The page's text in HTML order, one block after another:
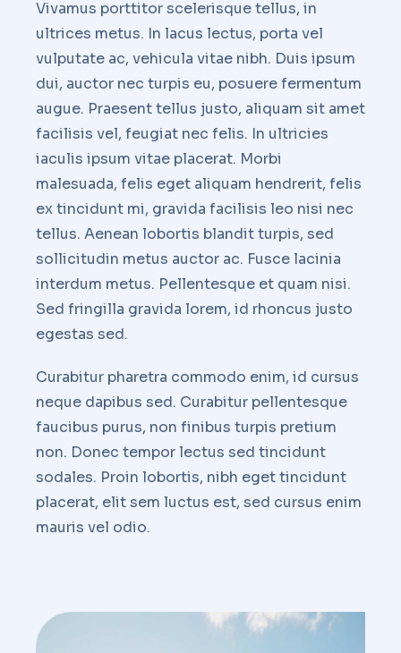
Vivamus porttitor scelerisque tellus, in
ultrices metus. In lacus lectus, porta vel
vulputate ac, vehicula vitae nibh. Duis ipsum
dui, auctor nec turpis eu, posuere fermentum
augue. Praesent tellus justo, aliquam sit amet
facilisis vel, feugiat nec felis. In ultricies
iaculis ipsum vitae placerat. Morbi
malesuada, felis eget aliquam hendrerit, felis
ex tincidunt mi, gravida facilisis leo nisi nec
tellus. Aenean lobortis blandit turpis, sed
sollicitudin metus auctor ac. Fusce lacinia
interdum metus. Pellentesque et quam nisi.
Sed fringilla gravida lorem, id rhoncus justo
egestas sed.
Curabitur pharetra commodo enim, id cursus
neque dapibus sed. Curabitur pellentesque
faucibus purus, non finibus turpis pretium
non. Donec tempor lectus sed tincidunt
sodales. Proin lobortis, nibh eget tincidunt
placerat, elit sem luctus est, sed cursus enim
mauris vel odio.